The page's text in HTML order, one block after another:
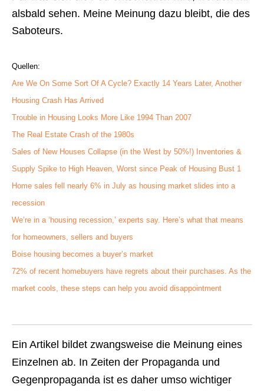
alsbald sehen. Meine Meinung dazu bleibt, die des
Saboteurs.
Quellen:
Are We On Some Sort Of A Cycle? Exactly 14 Years Later, Another
Housing Crash Has Arrived
Trouble in Housing Looks More Like 1994 Than 2007
The Real Estate Crash of the 1980s
Sales of New Houses Collapse (in the West by 50%!) Inventories &
Supply Spike to High Heaven, Worst since Peak of Housing Bust 1
Home sales fell nearly 6% in July as housing market slides into a
recession
We’re in a ‘housing recession,’ experts say. Here’s what that means
for homeowners, sellers and buyers
Boise housing becomes a buyer’s market
72% of recent homebuyers have regrets about their purchases. As the
market cools, these steps can help you avoid disappointment
Ein Artikel bildet zwangsweise die Meinung eines
Einzelnen ab. In Zeiten der Propaganda und
Gegenpropaganda ist es daher umso wichtiger